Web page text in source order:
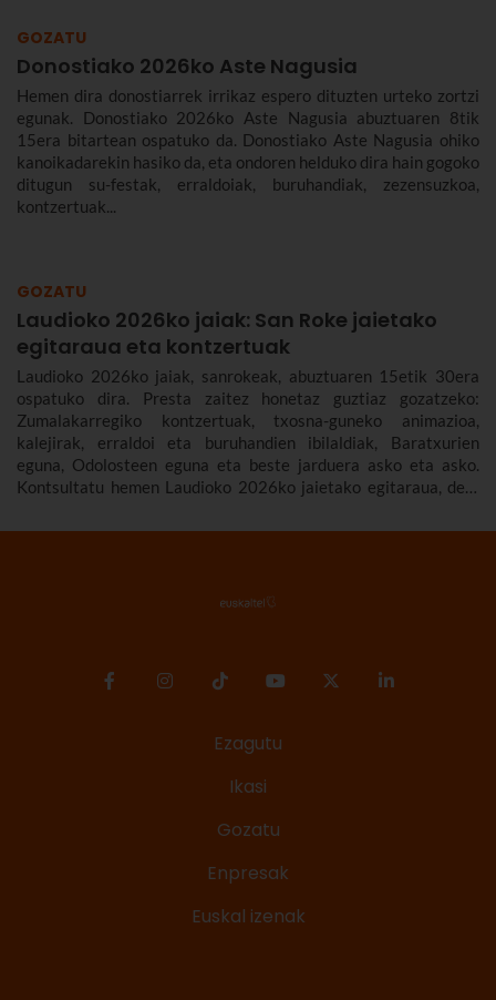
GOZATU
Donostiako 2026ko Aste Nagusia
Hemen dira donostiarrek irrikaz espero dituzten urteko zortzi
egunak. Donostiako 2026ko Aste Nagusia abuztuaren 8tik
15era bitartean ospatuko da. Donostiako Aste Nagusia ohiko
kanoikadarekin hasiko da, eta ondoren helduko dira hain gogoko
ditugun su-festak, erraldoiak, buruhandiak, zezensuzkoa,
kontzertuak...
GOZATU
Laudioko 2026ko jaiak: San Roke jaietako
egitaraua eta kontzertuak
Laudioko 2026ko jaiak, sanrokeak, abuztuaren 15etik 30era
ospatuko dira. Presta zaitez honetaz guztiaz gozatzeko:
Zumalakarregiko kontzertuak, txosna-guneko animazioa,
kalejirak, erraldoi eta buruhandien ibilaldiak, Baratxurien
eguna, Odolosteen eguna eta beste jarduera asko eta asko.
Kontsultatu hemen Laudioko 2026ko jaietako egitaraua, den-
Ezagutu
Ikasi
Gozatu
Enpresak
Euskal izenak